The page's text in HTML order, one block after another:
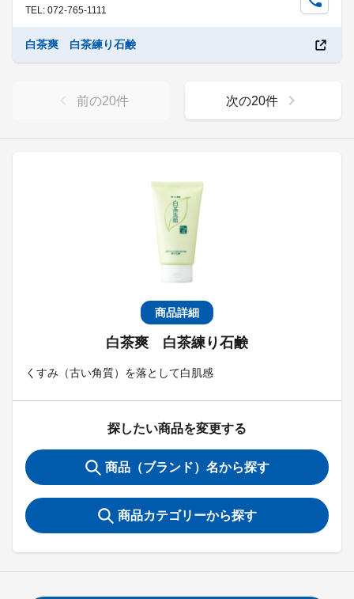
商品詳細
白茶爽 白茶練り石鹸
くすみ（古い角質）を落として白肌感
探したい商品を変更する
商品（ブランド）名から探す
商品カテゴリーから探す
TEL: 072-765-1111
白茶爽 白茶練り石鹸
前の20件 次の20件